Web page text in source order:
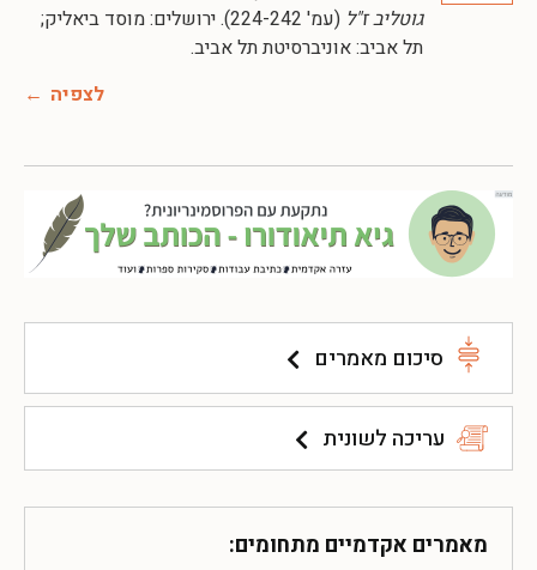
סיכום מאמרים
עריכה לשונית
מאמרים אקדמיים מתחומים:
גוטליב ז"ל
(עמ' 224-242). ירושלים: מוסד ביאליק;
תל אביב: אוניברסיטת תל אביב.
לצפיה